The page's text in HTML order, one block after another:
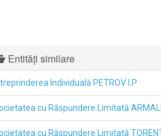
Entități similare
Individuală PETROV I.P
cu Răspundere Limitată
cu Răspundere Limitată